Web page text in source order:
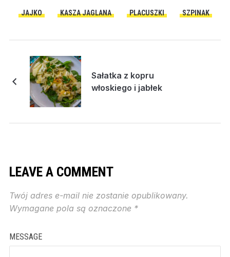
JAJKO KASZA JAGLANA PLACUSZKI SZPINAK
Sałatka z kopru
włoskiego i jabłek
LEAVE A COMMENT
Twój adres e-mail nie zostanie opublikowany.
Wymagane pola są oznaczone *
MESSAGE